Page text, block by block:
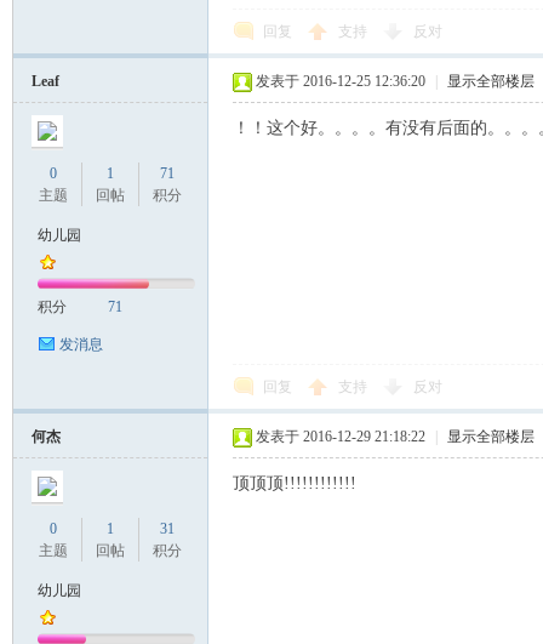
回复 支持 反对
Leaf
0
主题
1
回帖
71
积分
幼儿园
积分 71
发消息
发表于 2016-12-25 12:36:20 显示全部楼层
！！这个好。。。。有没有后面的。。。
回复 支持 反对
何杰
0
主题
1
回帖
31
积分
幼儿园
发表于 2016-12-29 21:18:22 显示全部楼层
顶顶顶!!!!!!!!!!!!